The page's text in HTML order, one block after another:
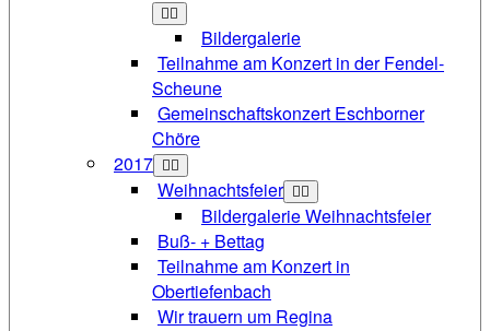
Bildergalerie
Teilnahme am Konzert in der Fendel-
Scheune
Gemeinschaftskonzert Eschborner
Chöre
2017
Weihnachtsfeier
Bildergalerie Weihnachtsfeier
Buß- + Bettag
Teilnahme am Konzert in
Obertiefenbach
Wir trauern um Regina